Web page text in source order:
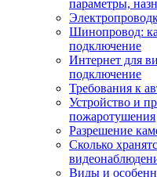
параметры,
Шинопровод:
подключение
Интернет для
подключение
Требования к
Устройство и
пожаротушения
Разрешение
Сколько
Виды и